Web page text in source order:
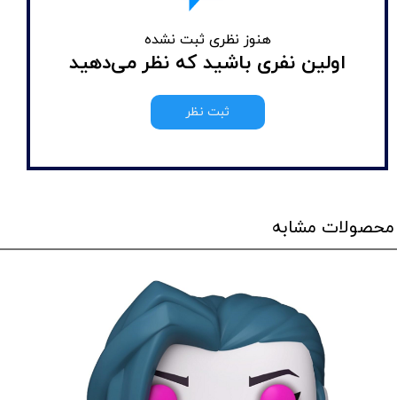
هنوز نظری ثبت نشده
اولین نفری باشید که نظر می‌دهید
ثبت نظر
محصولات مشابه